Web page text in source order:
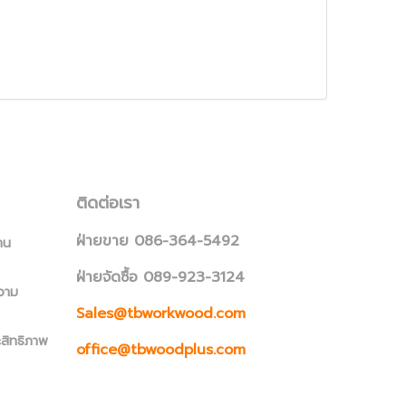
น
ม
ทธิภาพ
ติดต่อเรา
ฝ่ายขาย 086-364-5492
ฝ่ายจัดซื้อ 089-923-3124
Sales@tbworkwood.com
office@tbwoodplus.com